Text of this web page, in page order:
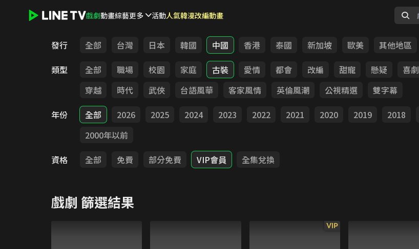
戲劇動畫綜藝更多 活動人氣韓漫改編動畫
發行 全部 台灣 日本 韓國 中國 香港 泰國 新加坡 歐美
其他地區
類型
全部 職場 校園 家庭 古裝 愛情 都會 改編 甜寵 懸疑 喜劇
穿越
時代 武俠 台語風華 客家風情 英倫風潮 公視精選
雙字幕
年份
全部 2026 2025 2024 2023 2022 2021 2020 2019 2018
2000年以前
資格
全部 免費 部分免費 VIP會員 全集兌換
戲劇 篩選結果
VIP